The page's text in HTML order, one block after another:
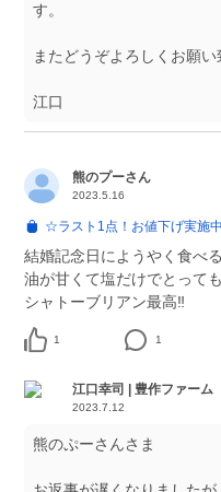
す。
またどうぞよろしくお願い
江口
熊のプーさん
2023.5.16
☆ラスト1点！お値下げ実施
結婚記念日にようやく食べ
油が甘くて塩だけでとって
シャトーブリアン最高‼️
1 1
江口幸司 | 豊作ファーム
2023.7.12
熊のぷーさんさま